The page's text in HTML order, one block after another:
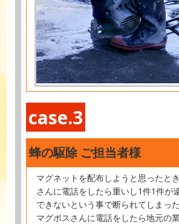
case.3
蜂の駆除 ご担当者様
マグネットを配布しようと思ったと
さんに電話をしたら重いし1件1件が
できないという事で断られてしまっ
マグポスさんに電話をしたら地元の